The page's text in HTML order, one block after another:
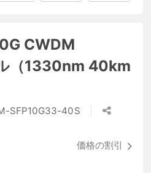
CWDM
（1330nm 40km
SFP10G33-40S
価格の割引